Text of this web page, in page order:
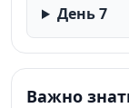
День 7
Важно